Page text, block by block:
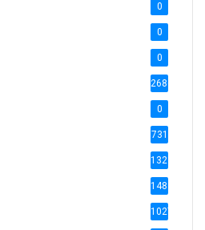
0
0
0
2686
0
731
1321
1488
1027